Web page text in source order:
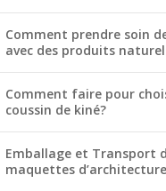
Comment prendre soin
avec des produits
Comment faire pour
coussin de kiné?
Emballage et Transport
maquettes d’architecture